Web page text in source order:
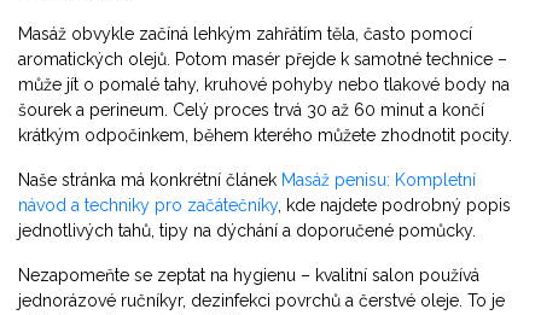
Masáž obvykle začíná lehkým zahřátím těla, často pomocí
aromatických olejů. Potom masér přejde k samotné technice –
může jít o pomalé tahy, kruhové pohyby nebo tlakové body na
šourek a perineum. Celý proces trvá 30 až 60 minut a končí
krátkým odpočinkem, během kterého můžete zhodnotit pocity.
Naše stránka má konkrétní článek Masáž penisu: Kompletní
návod a techniky pro začátečníky, kde najdete podrobný popis
jednotlivých tahů, tipy na dýchání a doporučené pomůcky.
Nezapomeňte se zeptat na hygienu – kvalitní salon používá
jednorázové ručníkyr, dezinfekci povrchů a čerstvé oleje. To je